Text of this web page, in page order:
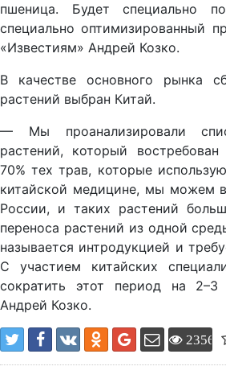
пшеница. Будет специально
специально оптимизированный
«Известиям» Андрей Козко.
В качестве основного рынка
растений выбран Китай.
— Мы проанализировали
растений, который
70% тех трав, которые
китайской медицине, мы можем
России, и таких растений
переноса растений из одной
называется интродукцией и
С участием китайских
сократить этот период на
Андрей Козко.
2356